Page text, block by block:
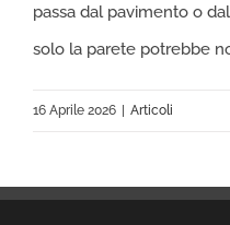
passa dal pavimento o
solo la parete potrebbe
16 Aprile 2026 Articoli